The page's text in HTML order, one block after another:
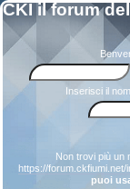
CKI il forum
Inserisci il
Non trovi più un
https://
puoi